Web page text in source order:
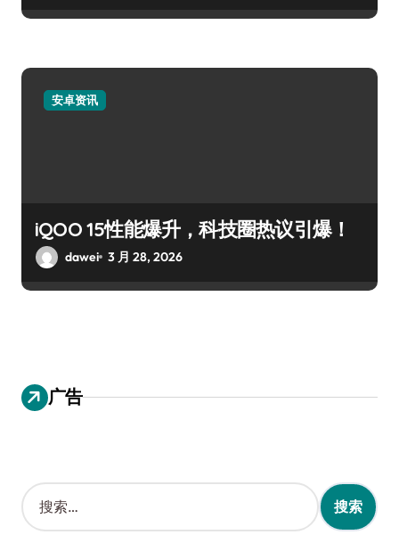
安卓资讯
iQOO 15性能爆升，科技圈热议引爆！
dawei 3 月 28, 2026
广告
搜
索
：